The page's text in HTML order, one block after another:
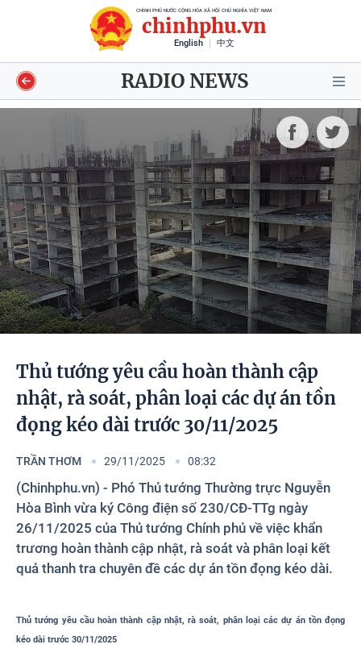
CHÍNH PHỦ NƯỚC CỘNG HÒA XÃ HỘI CHỦ NGHĨA VIỆT NAM
chinhphu.vn
English 中文
RADIO NEWS
Video
Voices
Shorts video
Longform
Infographics
Photos
Thủ tướng yêu cầu hoàn thành cập
nhật, rà soát, phân loại các dự án tồn
đọng kéo dài trước 30/11/2025
TRẦN THƠM 29/11/2025 08:32
(Chinhphu.vn) - Phó Thủ tướng Thường trực Nguyễn
Hòa Bình vừa ký Công điện số 230/CĐ-TTg ngày
26/11/2025 của Thủ tướng Chính phủ về việc khẩn
trương hoàn thành cập nhật, rà soát và phân loại kết
quả thanh tra chuyên đề các dự án tồn đọng kéo dài.
Thủ tướng yêu cầu hoàn thành cập nhật, rà soát, phân loại các dự án tồn đọng
kéo dài trước 30/11/2025